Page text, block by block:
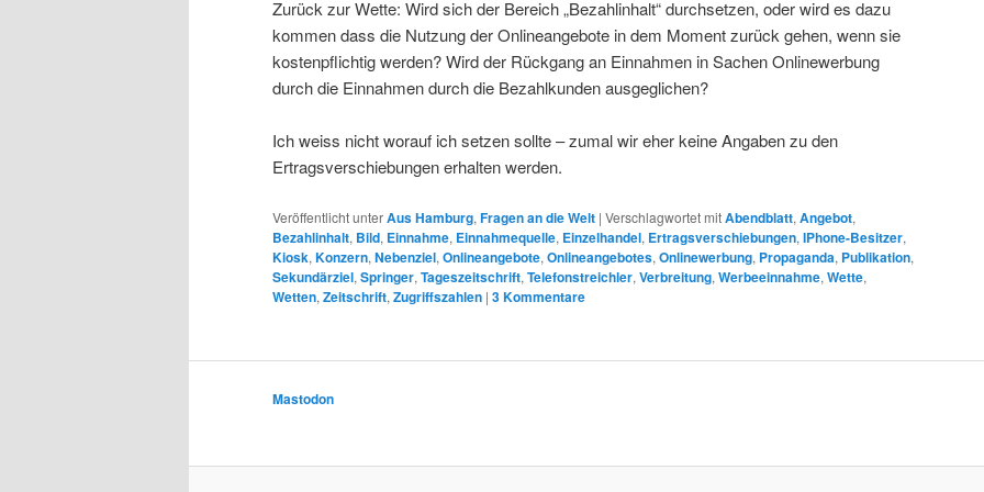
Zurück zur Wette: Wird sich der Bereich „Bezahlinhalt“ durchsetzen, oder wird es dazu
kommen dass die Nutzung der Onlineangebote in dem Moment zurück gehen, wenn sie
kostenpflichtig werden? Wird der Rückgang an Einnahmen in Sachen Onlinewerbung
durch die Einnahmen durch die Bezahlkunden ausgeglichen?
Ich weiss nicht worauf ich setzen sollte – zumal wir eher keine Angaben zu den
Ertragsverschiebungen erhalten werden.
Veröffentlicht unterAus Hamburg, Fragen an die Welt | Verschlagwortet mitAbendblatt, Angebot,
Bezahlinhalt, Bild, Einnahme, Einnahmequelle, Einzelhandel, Ertragsverschiebungen, IPhone-Besitzer,
Kiosk, Konzern, Nebenziel, Onlineangebote, Onlineangebotes, Onlinewerbung, Propaganda, Publikation,
Sekundärziel, Springer, Tageszeitschrift, Telefonstreichler, Verbreitung, Werbeeinnahme, Wette,
Wetten, Zeitschrift, Zugriffszahlen | 3Kommentare
Mastodon